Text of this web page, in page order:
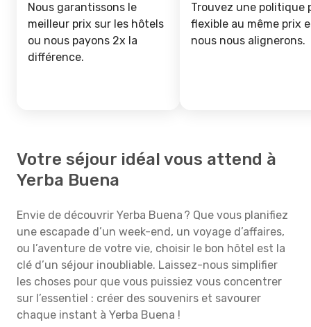
Nous garantissons le
meilleur prix sur les hôtels
ou nous payons 2x la
différence.
Trouvez une politique
flexible au même prix
nous nous alignerons.
Votre séjour idéal vous attend à
Yerba Buena
Envie de découvrir Yerba Buena ? Que vous planifiez
une escapade d’un week-end, un voyage d’affaires,
ou l’aventure de votre vie, choisir le bon hôtel est la
clé d’un séjour inoubliable. Laissez-nous simplifier
les choses pour que vous puissiez vous concentrer
sur l’essentiel : créer des souvenirs et savourer
chaque instant à Yerba Buena !